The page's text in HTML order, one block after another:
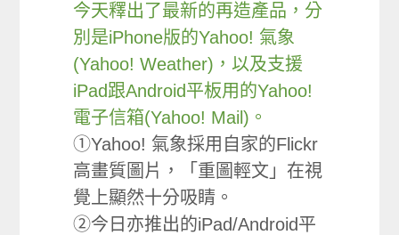
今天釋出了最新的再造產品，分
別是iPhone版的Yahoo! 氣象
(Yahoo! Weather)，以及支援
iPad跟Android平板用的Yahoo!
電子信箱(Yahoo! Mail)。
①Yahoo! 氣象採用自家的Flickr
高畫質圖片，「重圖輕文」在視
覺上顯然十分吸睛。
②今日亦推出的iPad/Android平